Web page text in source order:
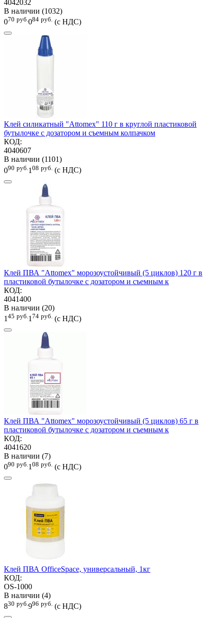
4042032
В наличии (1032)
070 руб. 084 руб. (с НДС)
Клей силикатный "Attomex" 110 г в круглой пластиковой
бутылочке с дозатором и съемным колпачком
КОД:
4040607
В наличии (1101)
090 руб. 1 08 руб. (с НДС)
Клей ПВА "Attomex" морозоустойчивый (5 циклов) 120 г в
пластиковой бутылочке с дозатором и съемным к
КОД:
4041400
В наличии (20)
1 45 руб. 1 74 руб. (с НДС)
Клей ПВА "Attomex" морозоустойчивый (5 циклов) 65 г в
пластиковой бутылочке с дозатором и съемным к
КОД:
4041620
В наличии (7)
090 руб. 1 08 руб. (с НДС)
Клей ПВА OfficeSpace, универсальный, 1кг
КОД:
OS-1000
В наличии (4)
830 руб.996 руб. (с НДС)